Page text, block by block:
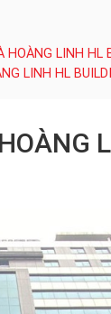
HOÀNG LINH HL
LINH HL